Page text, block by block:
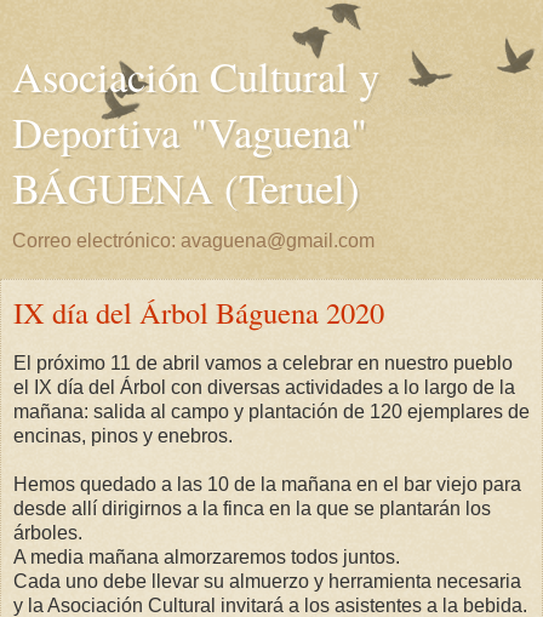
Asociación Cultural y
Deportiva "Vaguena"
BÁGUENA (Teruel)
Correo electrónico: avaguena@gmail.com
IX día del Árbol Báguena 2020
El próximo 11 de abril vamos a celebrar en nuestro pueblo
el IX día del Árbol con diversas actividades a lo largo de la
mañana: salida al campo y plantación de 120 ejemplares de
encinas, pinos y enebros.
Hemos quedado a las 10 de la mañana en el bar viejo para
desde allí dirigirnos a la finca en la que se plantarán los
árboles.
A media mañana almorzaremos todos juntos.
Cada uno debe llevar su almuerzo y herramienta necesaria
y la Asociación Cultural invitará a los asistentes a la bebida.